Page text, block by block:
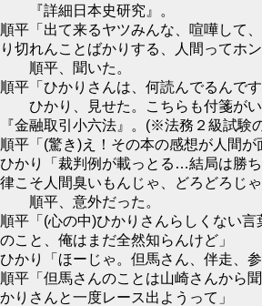
『詳細日本史研究』。
順平「出て来るヤツみんな、喧嘩して
り切れんことばかりする、人間ってホン
順平、聞いた。
順平「ひかりさんは、何読んでるんです
ひかり、見せた。こちらも付箋がい
『金融取引小六法』。(※法務２級試験
順平「(驚き)え！その本の感想が人間が
ひかり「裁判例が載っとる…結局は勝
律こそ人間臭いもんじゃ、どろどろじゃ
順平、意外だった。
順平「(心の中)ひかりさんらしくない
のこと、俺はまだ全然知らんけど」
ひかり「ほーじゃ。但馬さん、伴走、
順平「但馬さんのことは山崎さんから
かりさんと一度レース出ようって」